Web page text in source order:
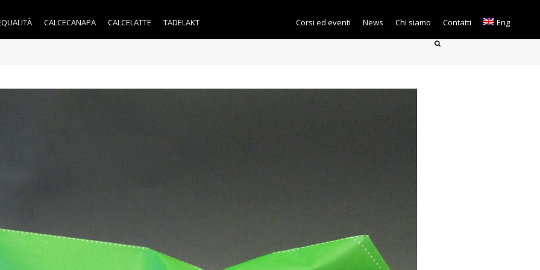
CALCECANAPA CALCELATTE TADELAKT Corsi ed eventi News Chi siamo Contatti Eng